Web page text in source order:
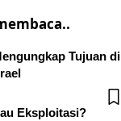
Tujuan di
Eksploitasi?